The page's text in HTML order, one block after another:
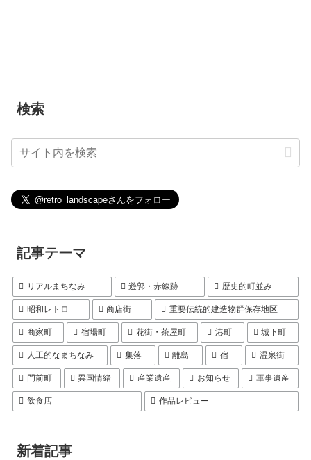
検索
記事テーマ
リアルまちなみ 遊郭・赤線跡 歴史的町並み
昭和レトロ 商店街 重要伝統的建造物群保存地区
商家町 宿場町 花街・茶屋町 港町 城下町
人工的なまちなみ 集落 離島 宿 温泉街
門前町 異国情緒 産業遺産 お知らせ 軍事遺産
飲食店 作品レビュー
新着記事